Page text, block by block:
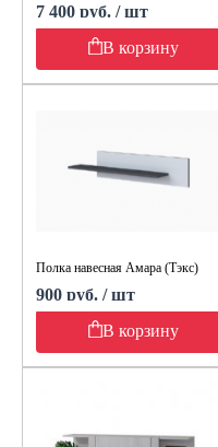
7 400 руб. / шт
В корзину
Полка навесная Амара (Тэкс)
900 руб. / шт
В корзину